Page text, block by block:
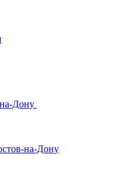
Дону
на-Дону